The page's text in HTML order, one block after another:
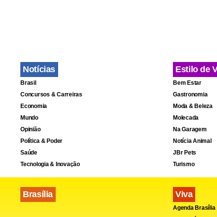
que houve
pessoal e
Notícias
Brasil
Concursos & Carreiras
Economia
Mundo
Opinião
Política & Poder
Saúde
Tecnologia & Inovação
Brasília
Estilo de
Bem Estar
Gastronomia
Moda & Beleza
Molecada
Na Garagem
Notícia Animal
JBr Pets
Turismo
Viva
Agenda Brasília